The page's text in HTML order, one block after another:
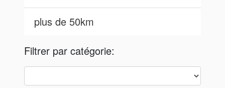
plus de 50km
Filtrer par catégorie: